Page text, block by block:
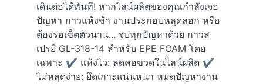
เดินต่อได้ทันที! หากไลน์ผลิตของคุณกำลังเจอ
ปัญหา กาวแห้งช้า งานประกอบหลุดลอก หรือ
ต้องรอเซ็ตตัวนาน... จบทุกปัญหาด้วย กาวส
เปรย์ GL-318-14 สำหรับ EPE FOAM โดย
เฉพาะ ✔️ แห้งไว: ลดคอขวดในไลน์ผลิต ✔️
ไม่หลุดง่าย: ยึดเกาะแน่นหนา หมดปัญหางาน